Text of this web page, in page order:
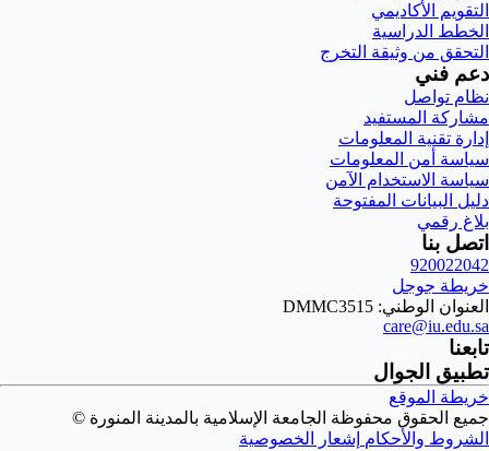
التقويم الأكاديمي
الخطط الدراسية
التحقق من وثيقة التخرج
دعم فني
نظام تواصل
مشاركة المستفيد
إدارة تقنية المعلومات
سياسة أمن المعلومات
سياسة الاستخدام الآمن
دليل البيانات المفتوحة
بلاغ رقمي
اتصل بنا
920022042
خريطة جوجل
العنوان الوطني: DMMC3515
care@iu.edu.sa
تابعنا
تطبيق الجوال
خريطة الموقع
جميع الحقوق محفوظة الجامعة الإسلامية بالمدينة المنورة ©
الشروط والأحكام إشعار الخصوصية